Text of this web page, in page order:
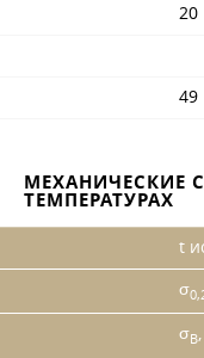
20
49
МЕХАНИЧЕСКИЕ
ТЕМПЕРАТУРАХ
t
σ
σB